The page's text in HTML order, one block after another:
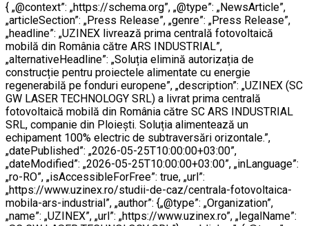
{ „@context”: „https://schema.org”, „@type”: „NewsArticle”,
„articleSection”: „Press Release”, „genre”: „Press Release”,
„headline”: „UZINEX livrează prima centrală fotovoltaică
mobilă din România către ARS INDUSTRIAL”,
„alternativeHeadline”: „Soluția elimină autorizația de
construcție pentru proiectele alimentate cu energie
regenerabilă pe fonduri europene”, „description”: „UZINEX (SC
GW LASER TECHNOLOGY SRL) a livrat prima centrală
fotovoltaică mobilă din România către SC ARS INDUSTRIAL
SRL, companie din Ploiești. Soluția alimentează un
echipament 100% electric de subtraversări orizontale.”,
„datePublished”: „2026-05-25T10:00:00+03:00”,
„dateModified”: „2026-05-25T10:00:00+03:00”, „inLanguage”:
„ro-RO”, „isAccessibleForFree”: true, „url”:
„https://www.uzinex.ro/studii-de-caz/centrala-fotovoltaica-
mobila-ars-industrial”, „author”: {„@type”: „Organization”,
„name”: „UZINEX”, „url”: „https://www.uzinex.ro”, „legalName”: